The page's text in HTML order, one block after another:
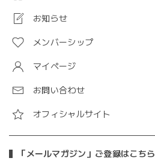
お知らせ
メンバーシップ
マイページ
お問い合わせ
オフィシャルサイト
「メールマガジン」ご登録はこちら